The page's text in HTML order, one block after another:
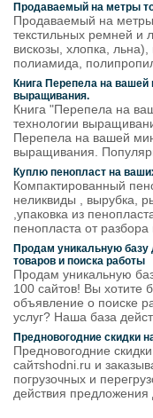
Продаваемый на метры
Продаваемый на метры
текстильных ремней и
вискозы, хлопка, льна),
полиамида,
Книга Перепела на
выращивания.
Книга "Перепела на
технологии
Перепела на вашей
выращивания.
Куплю пенопласт на
Компактированный
неликвиды , вырубка,
,упаковка из
пенопласта от разбора
Продам уникальную
товаров и поиска работы
Продам уникальную
100 сайтов! Вы хотите
объявление о поиске
услуг? Наша база
Предновогодние скидки
Предновогодние
сайтshodni.ru и
погрузочных и
действия предложения